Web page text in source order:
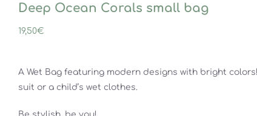
Deep Ocean Corals small bag
19,50€
A Wet Bag featuring modern designs with bright
suit or a child’s wet clothes.